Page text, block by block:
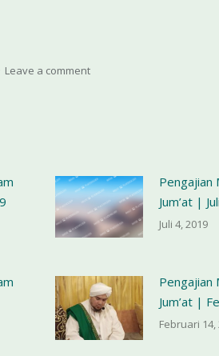
Leave a comment
Pengajian
Jum’at |
Juli 4, 2019
Pengajian
Jum’at |
Februari 14,